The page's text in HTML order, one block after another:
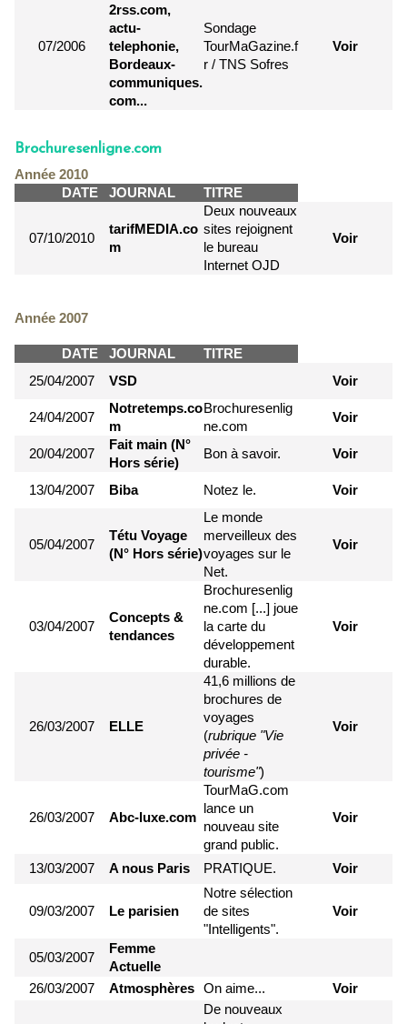
07/2006
2rss.com,
actu-
telephonie,
Bordeaux-
communiques.
com...
Sondage
TourMaGazine.f
r / TNS Sofres
Voir
Brochuresenligne.com
Année 2010
DATE
JOURNAL TITRE
07/10/2010
tarifMEDIA.co
m
Deux nouveaux
sites rejoignent
le bureau
Internet OJD
Voir
Année 2007
DATE JOURNAL
TITRE
25/04/2007
VSD Voir
24/04/2007
Notretemps.co
m
Brochuresenlig
ne.com
Voir
20/04/2007
Fait main (N°
Hors série)
Bon à savoir. Voir
13/04/2007 Biba Notez le. Voir
05/04/2007
Tétu Voyage
(N° Hors série)
Le monde
merveilleux des
voyages sur le
Net.
Voir
03/04/2007
Concepts &
tendances
Brochuresenlig
ne.com [...] joue
la carte du
développement
durable.
Voir
26/03/2007 ELLE
41,6 millions de
brochures de
voyages
(rubrique "Vie
privée -
tourisme")
Voir
26/03/2007 Abc-luxe.com
TourMaG.com
lance un
nouveau site
grand public.
Voir
13/03/2007 A nous Paris PRATIQUE. Voir
09/03/2007 Le parisien
Notre sélection
de sites
"Intelligents".
Voir
05/03/2007
Femme
Actuelle
26/03/2007
Atmosphères On aime... Voir
De nouveaux